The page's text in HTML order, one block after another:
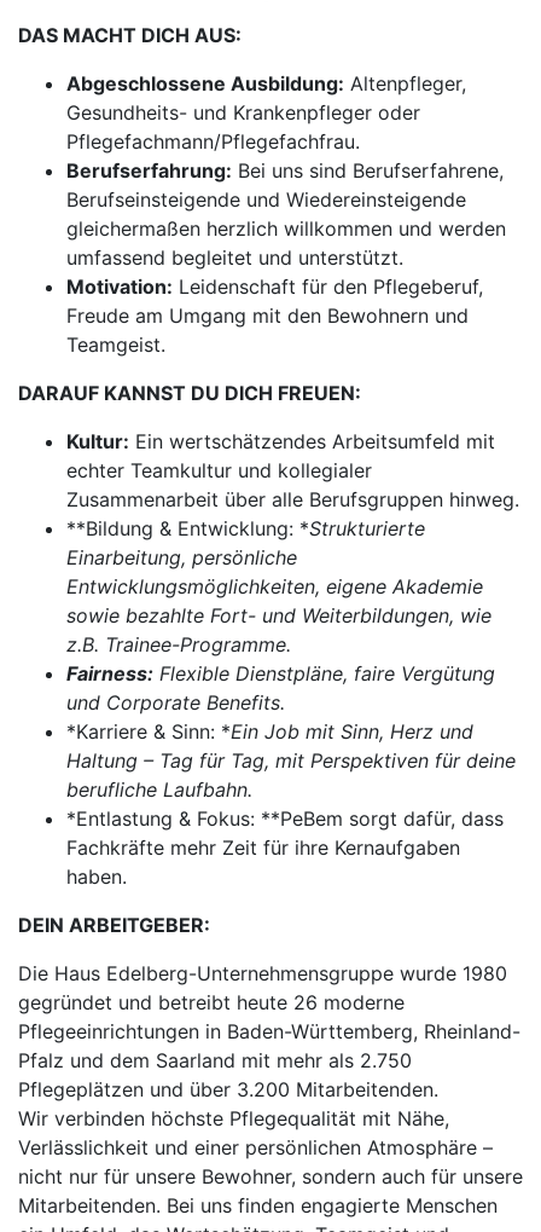
DAS MACHT DICH AUS:
Abgeschlossene Ausbildung: Altenpfleger,
Gesundheits- und Krankenpfleger oder
Pflegefachmann/Pflegefachfrau.
Berufserfahrung: Bei uns sind Berufserfahrene,
Berufseinsteigende und Wiedereinsteigende
gleichermaßen herzlich willkommen und werden
umfassend begleitet und unterstützt.
Motivation: Leidenschaft für den Pflegeberuf,
Freude am Umgang mit den Bewohnern und
Teamgeist.
DARAUF KANNST DU DICH FREUEN:
Kultur: Ein wertschätzendes Arbeitsumfeld mit
echter Teamkultur und kollegialer
Zusammenarbeit über alle Berufsgruppen hinweg.
**Bildung & Entwicklung: *Strukturierte
Einarbeitung, persönliche
Entwicklungsmöglichkeiten, eigene Akademie
sowie bezahlte Fort- und Weiterbildungen, wie
z.B. Trainee-Programme.
Fairness: Flexible Dienstpläne, faire Vergütung
und Corporate Benefits.
*Karriere & Sinn: *Ein Job mit Sinn, Herz und
Haltung – Tag für Tag, mit Perspektiven für deine
berufliche Laufbahn.
*Entlastung & Fokus: **PeBem sorgt dafür, dass
Fachkräfte mehr Zeit für ihre Kernaufgaben
haben.
DEIN ARBEITGEBER:
Die Haus Edelberg-Unternehmensgruppe wurde 1980
gegründet und betreibt heute 26 moderne
Pflegeeinrichtungen in Baden-Württemberg, Rheinland-
Pfalz und dem Saarland mit mehr als 2.750
Pflegeplätzen und über 3.200 Mitarbeitenden.
Wir verbinden höchste Pflegequalität mit Nähe,
Verlässlichkeit und einer persönlichen Atmosphäre –
nicht nur für unsere Bewohner, sondern auch für unsere
Mitarbeitenden. Bei uns finden engagierte Menschen